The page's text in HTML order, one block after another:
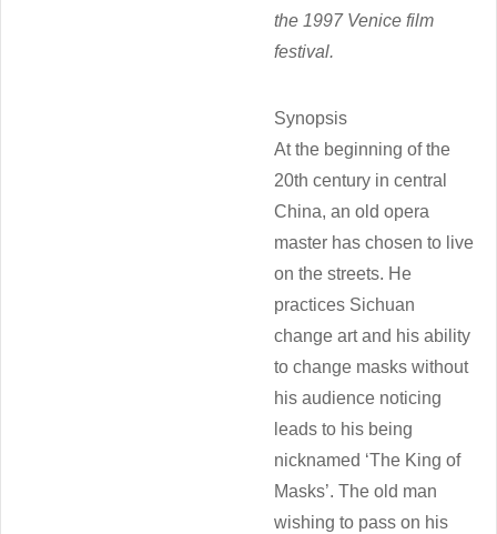
the 1997 Venice film
festival.
Synopsis
At the beginning of the
20th century in central
China, an old opera
master has chosen to live
on the streets. He
practices Sichuan
change art and his ability
to change masks without
his audience noticing
leads to his being
nicknamed ‘The King of
Masks’. The old man
wishing to pass on his